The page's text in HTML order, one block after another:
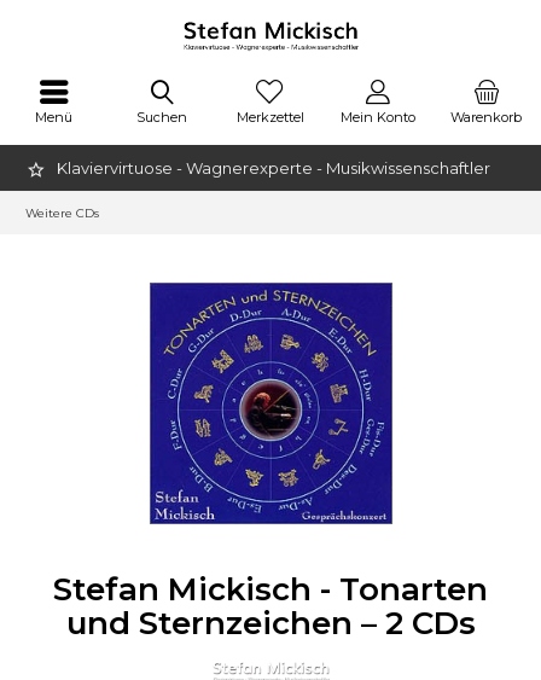
Klaviervirtuose - Wagnerexperte - Musikwissenschaftler
Menü Warenkorb
Merkzettel Mein Konto
Suchen
Weitere CDs
Stefan Mickisch - Tonarten
und Sternzeichen – 2 CDs